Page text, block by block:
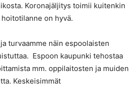
Koronajäljitys toimii kuitenkin
on hyvä.
turvaamme näin espoolaisten
Espoon kaupunki tehostaa
mm. oppilaitosten ja muiden
Keskeisimmät